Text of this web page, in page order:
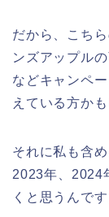
だから、こち
ンズアップル
などキャンペ
えている方か
それに私も含
2023年、2024
くと思うんで